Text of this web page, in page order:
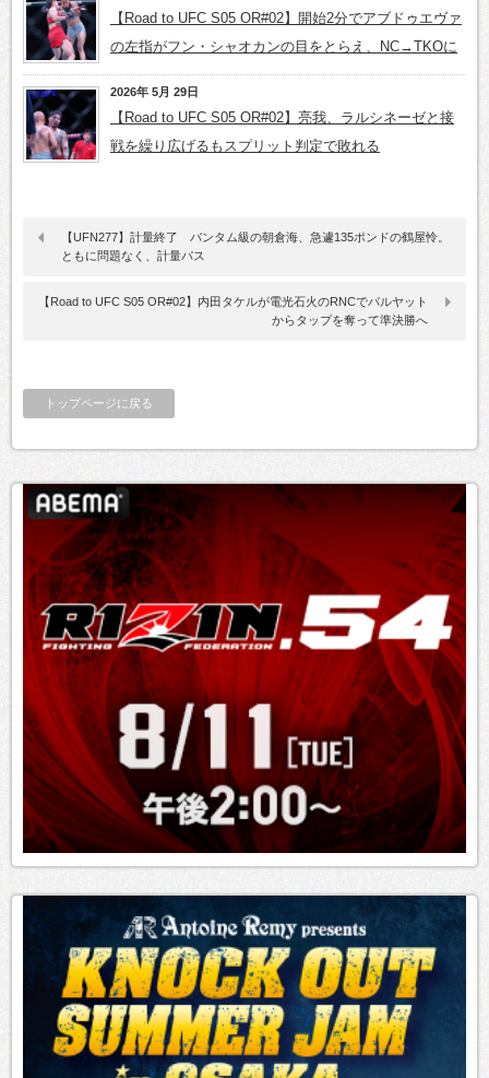
【Road to UFC S05 OR#02】開始2分でアブドゥエヴァ
の左指がフン・シャオカンの目をとらえ、NC→TKOに
2026年 5月 29日
【Road to UFC S05 OR#02】亮我、ラルシネーゼと接
戦を繰り広げるもスプリット判定で敗れる
【UFN277】計量終了 バンタム級の朝倉海、急遽135ポンドの鶴屋怜。
ともに問題なく、計量パス
【Road to UFC S05 OR#02】内田タケルが電光石火のRNCでバルヤット
からタップを奪って準決勝へ
トップページに戻る